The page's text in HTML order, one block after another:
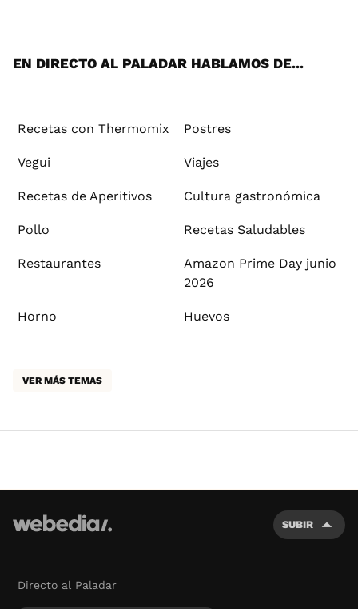
EN DIRECTO AL PALADAR HABLAMOS DE...
Recetas con Thermomix Postres
Vegui Viajes
Recetas de Aperitivos Cultura gastronómica
Pollo Recetas Saludables
Restaurantes
Amazon Prime Day junio
2026
Horno Huevos
VER MÁS TEMAS
SUBIR
Directo al Paladar